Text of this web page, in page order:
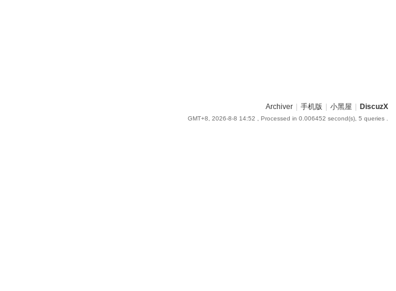
Archiver 手机版 小黑屋 DiscuzX
GMT+8, 2026-8-8 14:52 , Processed in 0.006452 second(s), 5 queries .